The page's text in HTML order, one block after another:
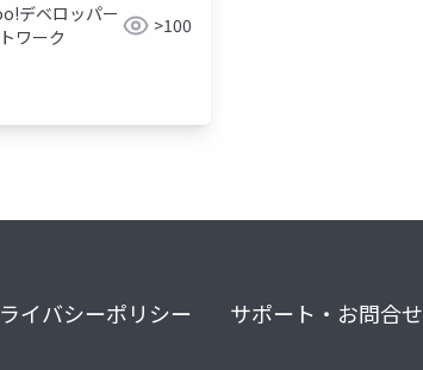
デベロッパー
ワーク
>100
イバシーポリシー サポート・お問合せ